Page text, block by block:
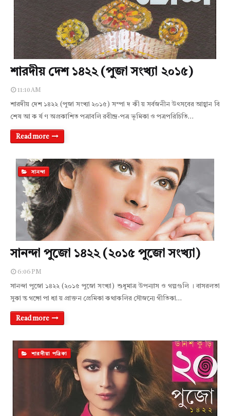
শারদীয় দেশ ১৪২২ (পুজা সংখ্যা ২০১৫)
11:10 AM
শারদীয় দেশ ১৪২২ (পুজা সংখ্যা ২০১৫) সম্পা দ কী য় সর্বজনীন উৎসবের আহ্বান বি
শেষ আ ক ৰ্ষ ণ অপ্রকাশিত পত্রাবলি রবীন্দ্ৰ-পত্ৰ ভূমিকা ও পত্রপরিচিতি…
Read more
সানন্দা
সানন্দা পুজো ১৪২২ (২০১৫ পুজো সংখ্যা)
6:06 PM
সানন্দা পুজো ১৪২২ (২০১৫ পুজো সংখ্যা) শুধুমাত্র উপন্যাস ও গল্পগুলি । বাসরলতা
সুকা ন্ত গঙ্গো পা ধ্যা য় প্রাক্তন প্রেমিকা কথাকলির সৌজন্যে গীতিকা…
Read more
শারদীয়া পত্রিকা